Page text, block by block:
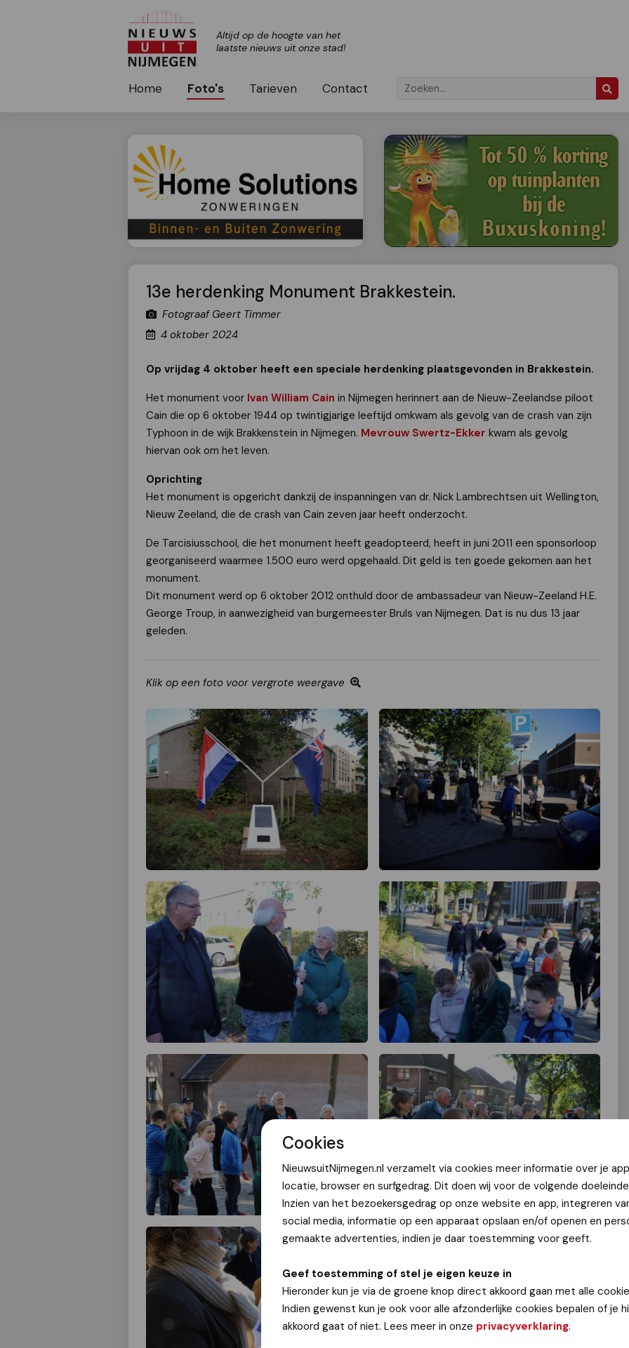
Cookies
NieuwsuitNijmegen.nl verzamelt via cookies meer informatie over je
locatie, browser en surfgedrag. Dit doen wij voor de volgende
Inzien van het bezoekersgedrag op onze website en app, integreren
social media, informatie op een apparaat opslaan en/of openen en
gemaakte advertenties, indien je daar toestemming voor geeft.
Geef toestemming of stel je eigen keuze in
Hieronder kun je via de groene knop direct akkoord gaan met alle
Indien gewenst kun je ook voor alle afzonderlijke cookies bepalen of je
akkoord gaat of niet. Lees meer in onze privacyverklaring.
Altijd op de hoogte van het
laatste nieuws uit onze stad!
Home Foto's Tarieven Contact
13e herdenking Monument Brakkestein.
Fotograaf Geert Timmer
4 oktober 2024
Op vrijdag 4 oktober heeft een speciale herdenking plaatsgevonden in Brakkestein.
Het monument voor Ivan William Cain in Nijmegen herinnert aan de Nieuw-Zeelandse piloot
Cain die op 6 oktober 1944 op twintigjarige leeftijd omkwam als gevolg van de crash van zijn
Typhoon in de wijk Brakkenstein in Nijmegen. Mevrouw Swertz-Ekker kwam als gevolg
hiervan ook om het leven.
Oprichting
Het monument is opgericht dankzij de inspanningen van dr. Nick Lambrechtsen uit Wellington,
Nieuw Zeeland, die de crash van Cain zeven jaar heeft onderzocht.
De Tarcisiusschool, die het monument heeft geadopteerd, heeft in juni 2011 een sponsorloop
georganiseerd waarmee 1.500 euro werd opgehaald. Dit geld is ten goede gekomen aan het
monument.
Dit monument werd op 6 oktober 2012 onthuld door de ambassadeur van Nieuw-Zeeland H.E.
George Troup, in aanwezigheid van burgemeester Bruls van Nijmegen. Dat is nu dus 13 jaar
geleden.
Klik op een foto voor vergrote weergave